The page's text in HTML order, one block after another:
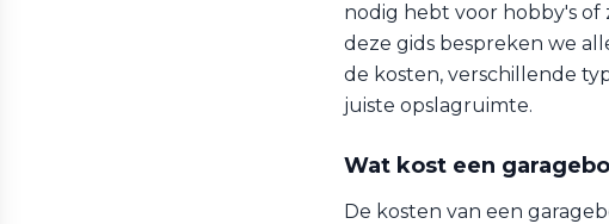
nodig hebt voor hobby's of
deze gids bespreken we
de kosten, verschillende
juiste opslagruimte.
Wat kost een
De kosten van een